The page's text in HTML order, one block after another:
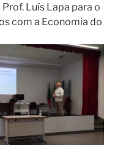
Luís Lapa para o
com a Economia do